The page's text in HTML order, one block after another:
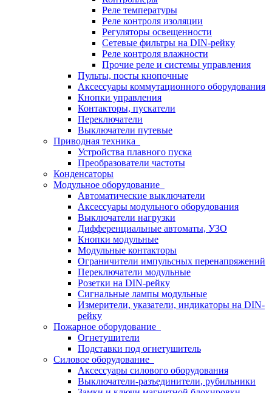
Реле температуры
Реле контроля изоляции
Регуляторы освещенности
Сетевые фильтры на DIN-рейку
Реле контроля влажности
Прочие реле и системы управления
Пульты, посты кнопочные
Аксессуары коммутационного оборудования
Кнопки управления
Контакторы, пускатели
Переключатели
Выключатели путевые
Приводная техника
Устройства плавного пуска
Преобразователи частоты
Конденсаторы
Модульное оборудование
Автоматические выключатели
Аксессуары модульного оборудования
Выключатели нагрузки
Дифференциальные автоматы, УЗО
Кнопки модульные
Модульные контакторы
Ограничители импульсных перенапряжений
Переключатели модульные
Розетки на DIN-рейку
Сигнальные лампы модульные
Измерители, указатели, индикаторы на DIN-
рейку
Пожарное оборудование
Огнетушители
Подставки под огнетушитель
Силовое оборудование
Аксессуары силового оборудования
Выключатели-разъединители, рубильники